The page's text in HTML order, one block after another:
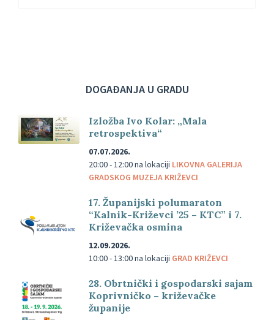
DOGAĐANJA U GRADU
Izložba Ivo Kolar: „Mala
retrospektiva“
07.07.2026.
20:00 - 12:00na lokaciji LIKOVNA GALERIJA
GRADSKOG MUZEJA KRIŽEVCI
17. Županijski polumaraton
“Kalnik-Križevci ’25 – KTC” i 7.
Križevačka osmina
12.09.2026.
10:00 - 13:00na lokaciji GRAD KRIŽEVCI
28. Obrtnički i gospodarski sajam
Koprivničko – križevačke
županije